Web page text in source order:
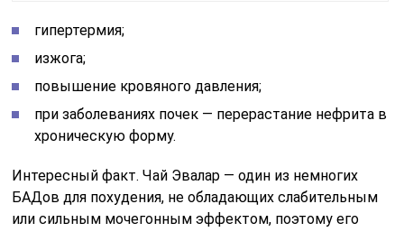
гипертермия;
изжога;
повышение кровяного давления;
при заболеваниях почек — перерастание нефрита в
хроническую форму.
Интересный факт. Чай Эвалар — один из немногих
БАДов для похудения, не обладающих слабительным
или сильным мочегонным эффектом, поэтому его